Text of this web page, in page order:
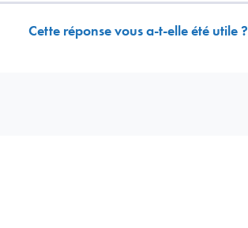
Cette réponse vous a-t-elle été utile ?